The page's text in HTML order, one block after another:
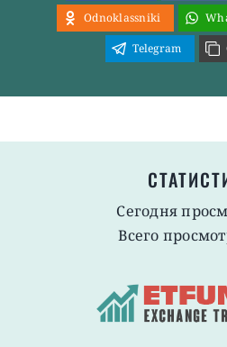
Odnoklassniki
Telegram
Сегодня
Всего